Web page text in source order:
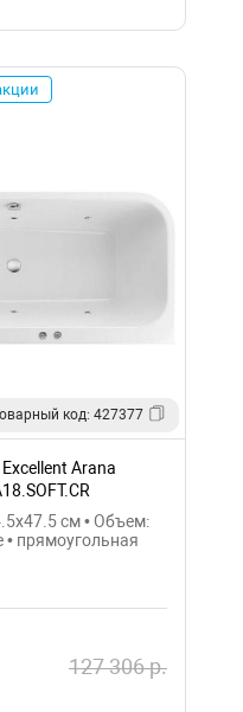
код: 427377
Arana
см • Объем:
• прямоугольная
127 306 р.